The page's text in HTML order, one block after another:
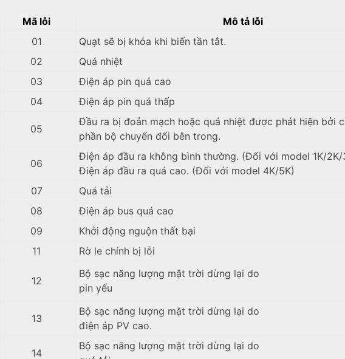
Mã lỗi
Mô tả lỗi
01
Quạt sẽ bị khóa khi biến tần tắt.
02
Quá nhiệt
03
Điện áp pin quá cao
04
Điện áp pin quá thấp
05
Đầu ra bị đoản mạch hoặc quá nhiệt được phát hiện bởi
phần bộ chuyển đổi bên trong.
06
Điện áp đầu ra không bình thường. (Đối với model 1K/2K/
Điện áp đầu ra quá cao. (Đối với model 4K/5K)
07 Quá tải
08
Điện áp bus quá cao
09
Khởi động nguộn thất bại
11
Rờ le chính bị lỗi
12
Bộ sạc năng lượng mặt trời dừng lại do
pin yếu
13
Bộ sạc năng lượng mặt trời dừng lại do
điện áp PV cao.
14
Bộ sạc năng lượng mặt trời dừng lại do